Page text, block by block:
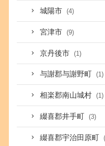
城陽市 (4)
宮津市 (9)
京丹後市 (1)
与謝郡与謝野町 (1)
相楽郡南山城村 (1)
綴喜郡井手町 (3)
綴喜郡宇治田原町